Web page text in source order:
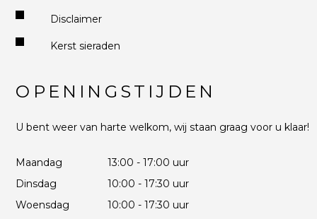
Disclaimer
Kerst sieraden
OPENINGSTIJDEN
U bent weer van harte welkom, wij staan graag voor u klaar!
Maandag
13:00 - 17:00 uur
Dinsdag
10:00 - 17:30 uur
Woensdag
10:00 - 17:30 uur